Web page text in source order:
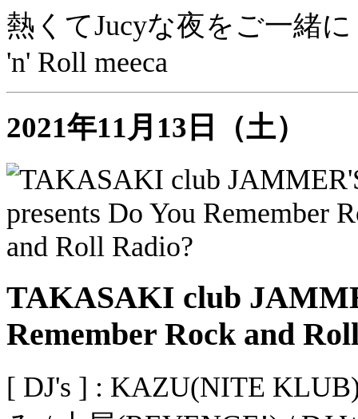
熱くてJucyな夜をご一緒
'n' Roll meeca
2021年11月13日（土）
TAKASAKI club
Remember Rock and
[ DJ's ] : KAZU(NITE